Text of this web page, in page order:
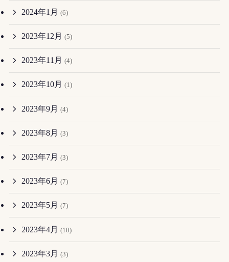
2024年1月 (6)
2023年12月 (5)
2023年11月 (4)
2023年10月 (1)
2023年9月 (4)
2023年8月 (3)
2023年7月 (3)
2023年6月 (7)
2023年5月 (7)
2023年4月 (10)
2023年3月 (3)